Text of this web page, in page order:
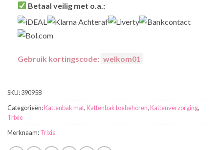
webkeur
Betaal veilig met o.a.:
Gebruik kortingscode: welkom01
SKU:390958
Categorieën:Kattenbak mat,Kattenbak toebehoren,Kattenverzorging,
Trixie
Merknaam:Trixie